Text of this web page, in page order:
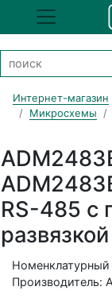
Интернет-магазин
Микросхемы
RS-485 с
Производитель: